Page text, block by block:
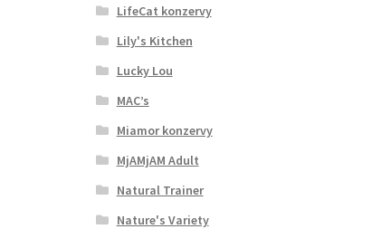
LifeCat konzervy
Lily's Kitchen
Lucky Lou
MAC’s
Miamor konzervy
MjAMjAM Adult
Natural Trainer
Nature's Variety